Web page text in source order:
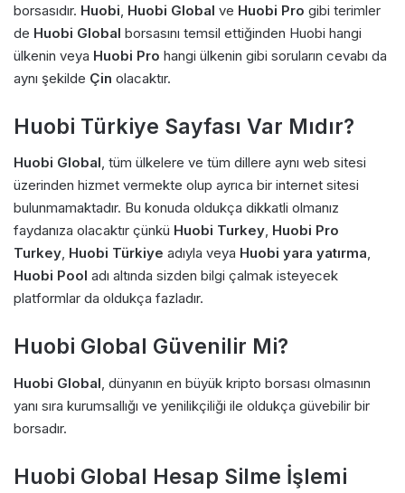
borsasıdır. Huobi, Huobi Global ve Huobi Pro gibi terimler
de Huobi Global borsasını temsil ettiğinden Huobi hangi
ülkenin veya Huobi Pro hangi ülkenin gibi soruların cevabı da
aynı şekilde Çin olacaktır.
Huobi Türkiye Sayfası Var Mıdır?
Huobi Global, tüm ülkelere ve tüm dillere aynı web sitesi
üzerinden hizmet vermekte olup ayrıca bir internet sitesi
bulunmamaktadır. Bu konuda oldukça dikkatli olmanız
faydanıza olacaktır çünkü Huobi Turkey, Huobi Pro
Turkey, Huobi Türkiye adıyla veya Huobi yara yatırma,
Huobi Pool adı altında sizden bilgi çalmak isteyecek
platformlar da oldukça fazladır.
Huobi Global Güvenilir Mi?
Huobi Global, dünyanın en büyük kripto borsası olmasının
yanı sıra kurumsallığı ve yenilikçiliği ile oldukça güvebilir bir
borsadır.
Huobi Global Hesap Silme İşlemi